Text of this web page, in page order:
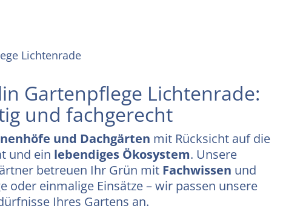
Lichtenrade
Gartenpflege Lichtenrade:
und fachgerecht
und Dachgärten mit Rücksicht auf die
und ein lebendiges Ökosystem. Unsere
betreuen Ihr Grün mit Fachwissen und
oder einmalige Einsätze – wir passen unsere
Ihres Gartens an.